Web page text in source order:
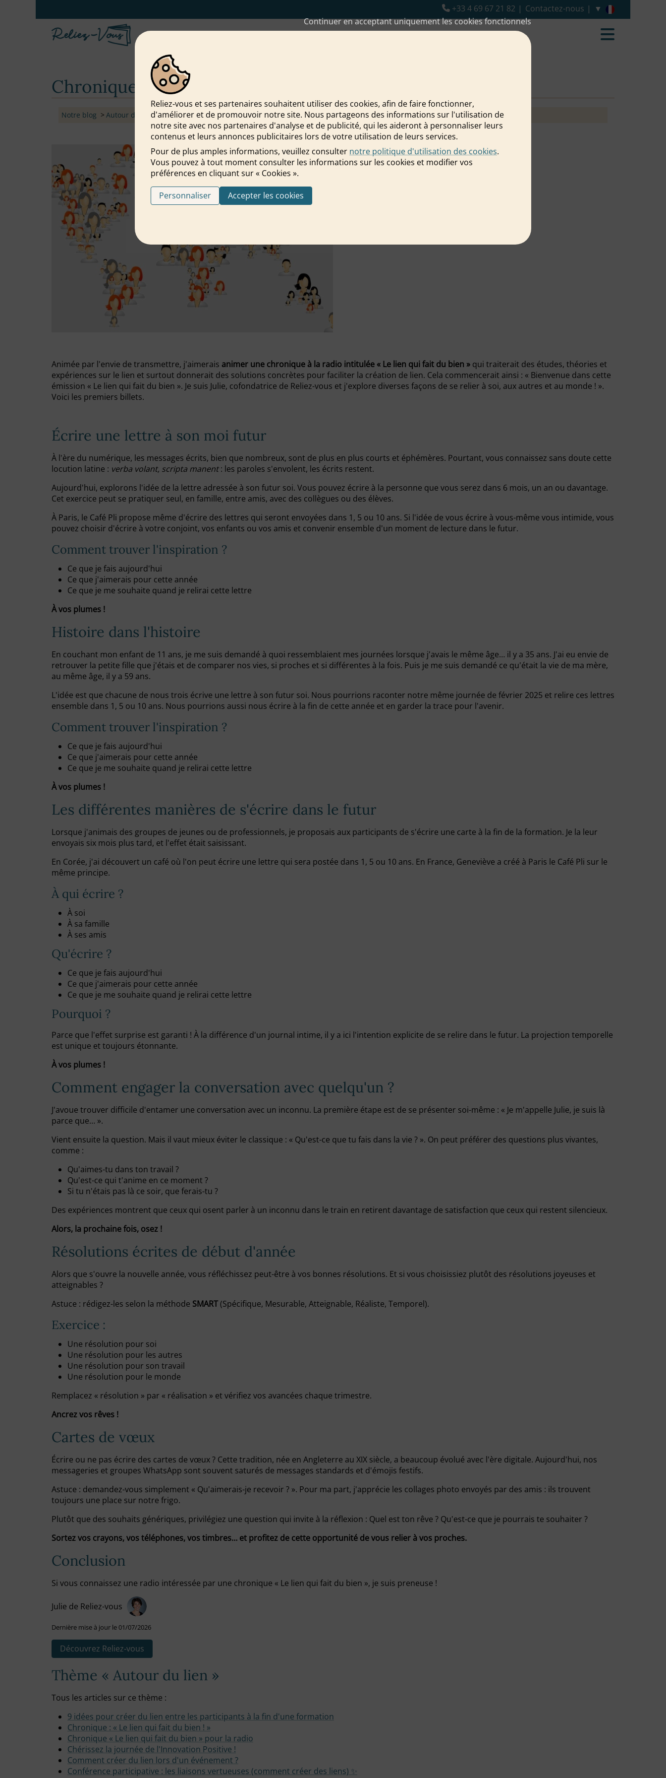
+33 4 69 67 21 82 Contactez-nous
Chronique « Le lien qui fait du bien » pour la radio
Notre blog Autour du lien Chronique « Le lien qui fait du bien » pour la radio
Animée par l'envie de transmettre, j'aimerais animer une chronique à la radio intitulée « Le lien qui fait du bien » qui traiterait des études, théories et
expériences sur le lien et surtout donnerait des solutions concrètes pour faciliter la création de lien. Cela commencerait ainsi : « Bienvenue dans cette
émission « Le lien qui fait du bien ». Je suis Julie, cofondatrice de Reliez-vous et j'explore diverses façons de se relier à soi, aux autres et au monde ! ».
Voici les premiers billets.
Écrire une lettre à son moi futur
À l'ère du numérique, les messages écrits, bien que nombreux, sont de plus en plus courts et éphémères. Pourtant, vous connaissez sans doute cette
locution latine : verba volant, scripta manent: les paroles s'envolent, les écrits restent.
Aujourd'hui, explorons l'idée de la lettre adressée à son futur soi. Vous pouvez écrire à la personne que vous serez dans 6 mois, un an ou davantage.
Cet exercice peut se pratiquer seul, en famille, entre amis, avec des collègues ou des élèves.
À Paris, le Café Pli propose même d'écrire des lettres qui seront envoyées dans 1, 5 ou 10 ans. Si l'idée de vous écrire à vous-même vous intimide, vous
pouvez choisir d'écrire à votre conjoint, vos enfants ou vos amis et convenir ensemble d'un moment de lecture dans le futur.
Comment trouver l'inspiration ?
Ce que je fais aujourd'hui
Ce que j'aimerais pour cette année
Ce que je me souhaite quand je relirai cette lettre
À vos plumes !
Histoire dans l'histoire
En couchant mon enfant de 11 ans, je me suis demandé à quoi ressemblaient mes journées lorsque j'avais le même âge… il y a 35 ans. J'ai eu envie de
retrouver la petite fille que j'étais et de comparer nos vies, si proches et si différentes à la fois. Puis je me suis demandé ce qu'était la vie de ma mère,
au même âge, il y a 59 ans.
L'idée est que chacune de nous trois écrive une lettre à son futur soi. Nous pourrions raconter notre même journée de février 2025 et relire ces lettres
ensemble dans 1, 5 ou 10 ans. Nous pourrions aussi nous écrire à la fin de cette année et en garder la trace pour l'avenir.
Comment trouver l'inspiration ?
Ce que je fais aujourd'hui
Ce que j'aimerais pour cette année
Ce que je me souhaite quand je relirai cette lettre
À vos plumes !
Les différentes manières de s'écrire dans le futur
Lorsque j'animais des groupes de jeunes ou de professionnels, je proposais aux participants de s'écrire une carte à la fin de la formation. Je la leur
envoyais six mois plus tard, et l'effet était saisissant.
En Corée, j'ai découvert un café où l'on peut écrire une lettre qui sera postée dans 1, 5 ou 10 ans. En France, Geneviève a créé à Paris le Café Pli sur le
même principe.
À qui écrire ?
À soi
À sa famille
À ses amis
Qu'écrire ?
Ce que je fais aujourd'hui
Ce que j'aimerais pour cette année
Ce que je me souhaite quand je relirai cette lettre
Pourquoi ?
Parce que l'effet surprise est garanti ! À la différence d'un journal intime, il y a ici l'intention explicite de se relire dans le futur. La projection temporelle
est unique et toujours étonnante.
À vos plumes !
Comment engager la conversation avec quelqu'un ?
J'avoue trouver difficile d'entamer une conversation avec un inconnu. La première étape est de se présenter soi-même : « Je m'appelle Julie, je suis là
parce que… ».
Vient ensuite la question. Mais il vaut mieux éviter le classique : « Qu'est-ce que tu fais dans la vie ? ». On peut préférer des questions plus vivantes,
comme :
Qu'aimes-tu dans ton travail ?
Qu'est-ce qui t'anime en ce moment ?
Si tu n'étais pas là ce soir, que ferais-tu ?
Des expériences montrent que ceux qui osent parler à un inconnu dans le train en retirent davantage de satisfaction que ceux qui restent silencieux.
Alors, la prochaine fois, osez !
Résolutions écrites de début d'année
Alors que s'ouvre la nouvelle année, vous réfléchissez peut-être à vos bonnes résolutions. Et si vous choisissiez plutôt des résolutions joyeuses et
atteignables ?
Astuce : rédigez-les selon la méthode SMART(Spécifique, Mesurable, Atteignable, Réaliste, Temporel).
Exercice :
Une résolution pour soi
Une résolution pour les autres
Une résolution pour son travail
Une résolution pour le monde
Remplacez « résolution » par « réalisation » et vérifiez vos avancées chaque trimestre.
Ancrez vos rêves !
Cartes de vœux
Écrire ou ne pas écrire des cartes de vœux ? Cette tradition, née en Angleterre au XIX siècle, a beaucoup évolué avec l'ère digitale. Aujourd'hui, nos
messageries et groupes WhatsApp sont souvent saturés de messages standards et d'émojis festifs.
Astuce : demandez-vous simplement « Qu'aimerais-je recevoir ? ». Pour ma part, j'apprécie les collages photo envoyés par des amis : ils trouvent
toujours une place sur notre frigo.
Plutôt que des souhaits génériques, privilégiez une question qui invite à la réflexion : Quel est ton rêve ? Qu'est-ce que je pourrais te souhaiter ?
Sortez vos crayons, vos téléphones, vos timbres… et profitez de cette opportunité de vous relier à vos proches.
Conclusion
Si vous connaissez une radio intéressée par une chronique « Le lien qui fait du bien », je suis preneuse !
Julie de Reliez-vous
Dernière mise à jour le 01/07/2026
Découvrez Reliez‑vous
Thème « Autour du lien »
Tous les articles sur ce thème :
9 idées pour créer du lien entre les participants à la fin d'une formation
Chronique : « Le lien qui fait du bien ! »
Chronique « Le lien qui fait du bien » pour la radio
Chérissez la journée de l'Innovation Positive !
Comment créer du lien lors d'un événement ?
Conférence participative : les liaisons vertueuses (comment créer des liens) ✨
Continuer en acceptant uniquement les cookies fonctionnels
Reliez‑vous et ses partenaires souhaitent utiliser des cookies, afin de faire fonctionner,
d'améliorer et de promouvoir notre site. Nous partageons des informations sur l'utilisation de
notre site avec nos partenaires d'analyse et de publicité, qui les aideront à personnaliser leurs
contenus et leurs annonces publicitaires lors de votre utilisation de leurs services.
Pour de plus amples informations, veuillez consulter notre politique d'utilisation des cookies.
Vous pouvez à tout moment consulter les informations sur les cookies et modifier vos
préférences en cliquant sur « Cookies ».
Personnaliser Accepter les cookies